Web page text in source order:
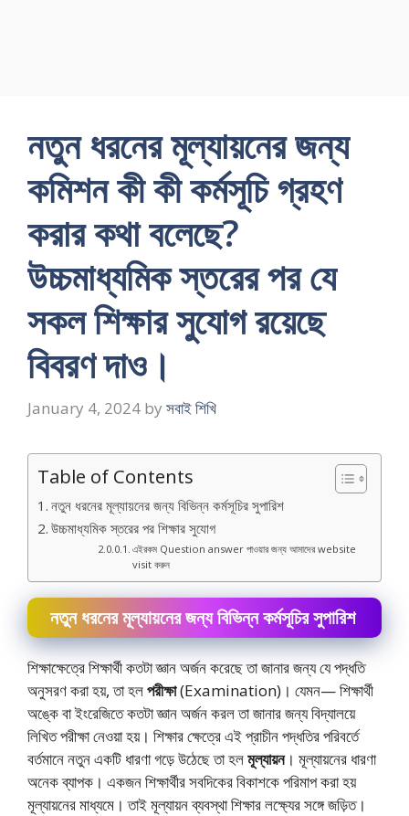
নতুন ধরনের মূল্যায়নের জন্য
কমিশন কী কী কর্মসূচি গ্রহণ
করার কথা বলেছে?
উচ্চমাধ্যমিক স্তরের পর যে
সকল শিক্ষার সুযােগ রয়েছে
বিবরণ দাও।
January 4, 2024 by সবাই শিখি
Table of Contents
নতুন ধরনের মূল্যায়নের জন্য বিভিন্ন কর্মসূচির সুপারিশ
উচ্চমাধ্যমিক স্তরের পর শিক্ষার সুযােগ
এইরকম Question answer পাওয়ার জন্য আমাদের website
visit করুন
নতুন ধরনের মূল্যায়নের জন্য বিভিন্ন কর্মসূচির সুপারিশ
শিক্ষাক্ষেত্রে শিক্ষার্থী কতটা জ্ঞান অর্জন করেছে তা জানার জন্য যে পদ্ধতি
অনুসরণ করা হয়, তা হলপরীক্ষা(Examination)। যেমন— শিক্ষার্থী
অঙ্কে বা ইংরেজিতে কতটা জ্ঞান অর্জন করল তা জানার জন্য বিদ্যালয়ে
লিখিত পরীক্ষা নেওয়া হয়। শিক্ষার ক্ষেত্রে এই প্রাচীন পদ্ধতির পরিবর্তে
বর্তমানে নতুন একটি ধারণা গড়ে উঠেছে তা হলমূল্যায়ন। মূল্যায়নের ধারণা
অনেক ব্যাপক। একজন শিক্ষার্থীর সবদিকের বিকাশকে পরিমাপ করা হয়
মূল্যায়নের মাধ্যমে। তাই মূল্যায়ন ব্যবস্থা শিক্ষার লক্ষ্যের সঙ্গে জড়িত।